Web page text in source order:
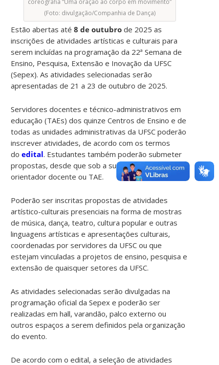
(Foto: divulgação/Companhia de Dança)
Estão abertas até8 de outubro de 2025 as
inscrições de atividades artísticas e culturais para
serem incluídas na programação da 22ª Semana de
Ensino, Pesquisa, Extensão e Inovação da UFSC
(Sepex). As atividades selecionadas serão
apresentadas de 21 a 23 de outubro de 2025.
Servidores docentes e técnico-administrativos em
educação (TAEs) dos quinze Centros de Ensino e de
todas as unidades administrativas da UFSC poderão
inscrever atividades, de acordo com os termos
doedital. Estudantes também poderão submeter
propostas, desde que sob a supervisão de um
orientador docente ou TAE.
Poderão ser inscritas propostas de atividades
artístico-culturais presenciais na forma de mostras
de música, dança, teatro, cultura popular e outras
linguagens artísticas e apresentações culturais,
coordenadas por servidores da UFSC ou que
estejam vinculadas a projetos de ensino, pesquisa e
extensão de quaisquer setores da UFSC.
As atividades selecionadas serão divulgadas na
programação oficial da Sepex e poderão ser
realizadas em hall, varandão, palco externo ou
outros espaços a serem definidos pela organização
do evento.
De acordo com o edital, a seleção de atividades